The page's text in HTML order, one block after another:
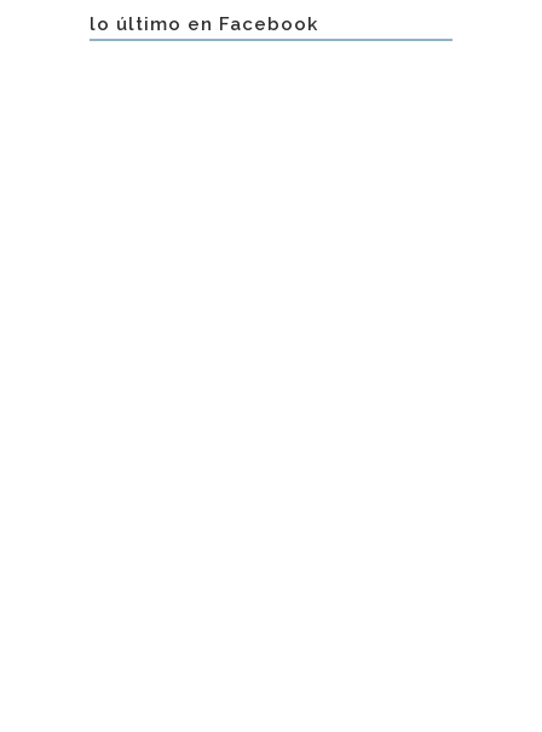
lo último en Facebook